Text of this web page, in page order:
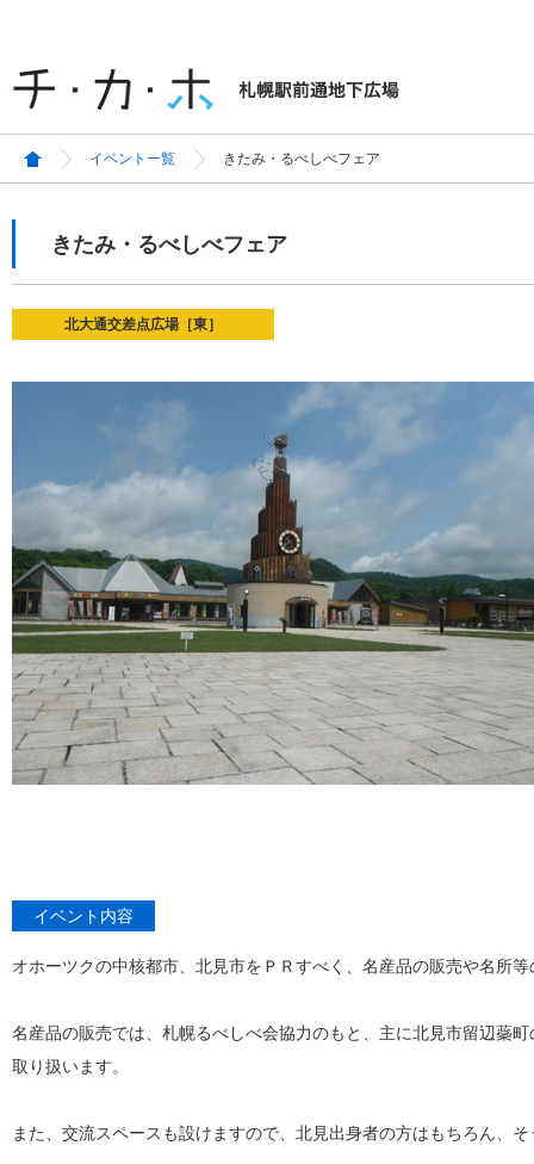
イベント一覧 きたみ・るべしべフェア
きたみ・るべしべフェア
北大通交差点広場［東］
イベント内容
オホーツクの中核都市、北見市をＰＲすべく、名産品の販売や名所
名産品の販売では、札幌るべしべ会協力のもと、主に北見市留辺蘂
取り扱います。
また、交流スペースも設けますので、北見出身者の方はもちろん、